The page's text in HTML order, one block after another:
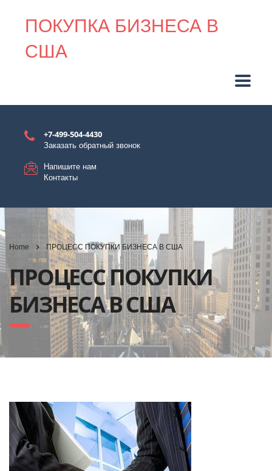
ПОКУПКА БИЗНЕСА В
США
+7-499-504-4430
Заказать обратный звонок
Напишите нам
Контакты
Home ПРОЦЕСС ПОКУПКИ БИЗНЕСА В США
ПРОЦЕСС ПОКУПКИ
БИЗНЕСА В США